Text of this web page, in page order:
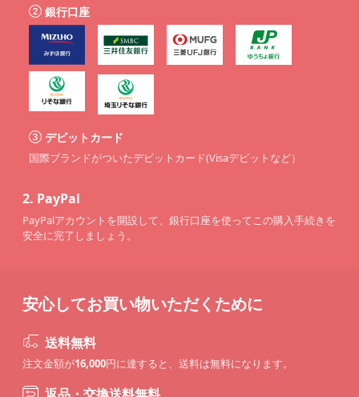
銀行口座
デビットカード
国際ブランドがついたデビットカード(Visaデビットなど）
2. PayPal
PayPalアカウントを開設して、銀行口座を使ってこの購入手続きを
安全に完了しましょう。
安心してお買い物いただくために
送料無料
注文金額が16,000円に達すると、送料は無料になります。